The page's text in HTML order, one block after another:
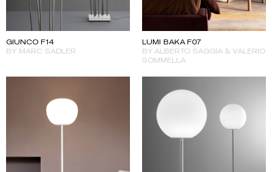
GIUNCO F14
BY MARC SADLER
LUMI BAKA F07
BY ALBERTO SAGGIA & VALERIO
SOMMELLA